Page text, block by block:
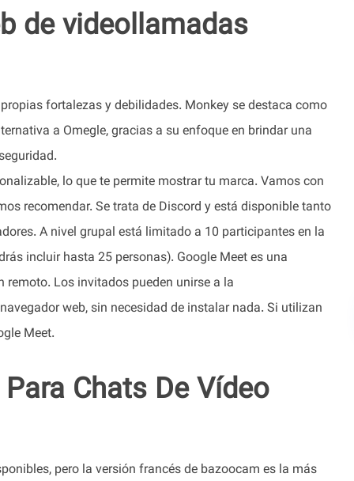
de videollamadas
fortalezas y debilidades. Monkey se destaca como
a Omegle, gracias a su enfoque en brindar una
lo que te permite mostrar tu marca. Vamos con
recomendar. Se trata de Discord y está disponible tanto
A nivel grupal está limitado a 10 participantes en la
incluir hasta 25 personas). Google Meet es una
remoto. Los invitados pueden unirse a la
web, sin necesidad de instalar nada. Si utilizan
Meet.
Chats De Vídeo
pero la versión francés de bazoocam es la más